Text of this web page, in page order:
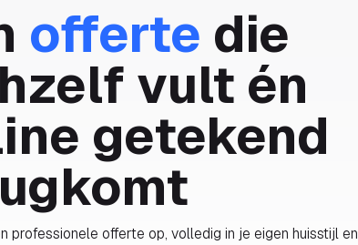
offerte die
vult én
getekend
professionele offerte op, volledig in je eigen huisstijl en